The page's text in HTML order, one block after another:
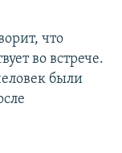
что
во встрече.
были